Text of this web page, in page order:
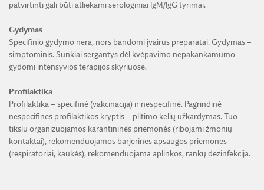
patvirtinti gali būti atliekami serologiniai IgM/IgG tyrimai.
Gydymas
Specifinio gydymo nėra, nors bandomi įvairūs preparatai. Gydymas –
simptominis. Sunkiai sergantys dėl kvėpavimo nepakankamumo
gydomi intensyvios terapijos skyriuose.
Profilaktika
Profilaktika – specifinė (vakcinacija) ir nespecifinė. Pagrindinė
nespecifinės profilaktikos kryptis – plitimo kelių užkardymas. Tuo
tikslu organizuojamos karantininės priemonės (ribojami žmonių
kontaktai), rekomenduojamos barjerinės apsaugos priemonės
(respiratoriai, kaukės), rekomenduojama aplinkos, rankų dezinfekcija.